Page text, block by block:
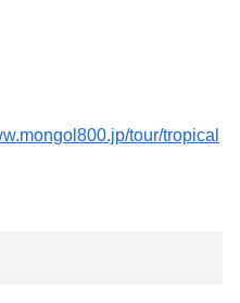
tour/tropical